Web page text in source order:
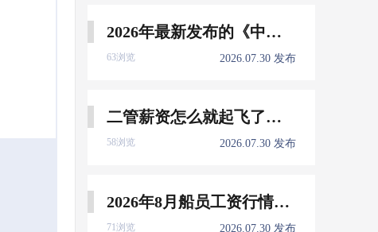
2026年最新发布的《中国船员发展报告》，暴露了哪些信息量？
63浏览 2026.07.30 发布
二管薪资怎么就起飞了，下一个会是谁？
58浏览 2026.07.30 发布
2026年8月船员工资行情参考
71浏览 2026.07.30 发布